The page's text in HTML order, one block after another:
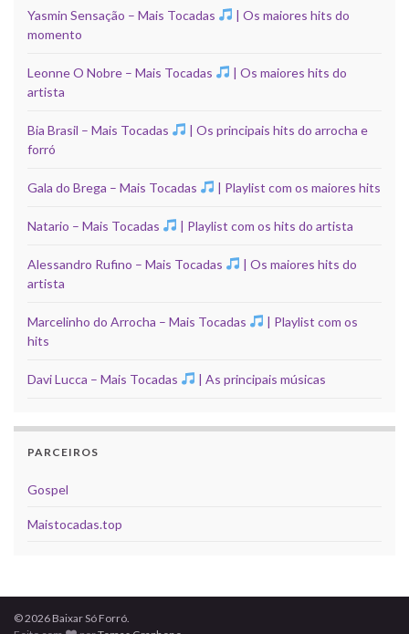
Yasmin Sensação – Mais Tocadas
| Os maiores hits do
momento
Leonne O Nobre – Mais Tocadas
| Os maiores hits do
artista
Bia Brasil – Mais Tocadas
| Os principais hits do arrocha e
forró
Gala do Brega – Mais Tocadas | Playlist com os maiores hits
Natario – Mais Tocadas | Playlist com os hits do artista
Alessandro Rufino – Mais Tocadas
| Os maiores hits do
artista
Marcelinho do Arrocha – Mais Tocadas
| Playlist com os
hits
Davi Lucca – Mais Tocadas | As principais músicas
PARCEIROS
Gospel
Maistocadas.top
© 2026 Baixar Só Forró.